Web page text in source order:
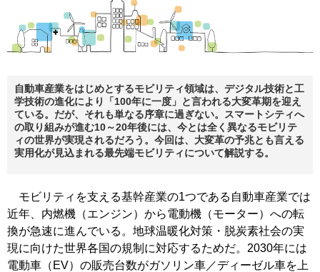
自動車産業をはじめとするモビリティ領域は、デジタル技術と工
学技術の進化により「100年に一度」と言われる大変革期を迎え
ている。だが、それも単なる序章に過ぎない。スマートシティへ
の取り組みが進む10～20年後には、今とは全く異なるモビリテ
ィの世界が実現されるだろう。今回は、大変革の予兆とも言える
実用化が見込まれる最先端モビリティについて解説する。
モビリティを支える基幹産業の1つである自動車産業では
近年、内燃機（エンジン）から電動機（モーター）への転
換が急速に進んでいる。地球温暖化対策・脱炭素社会の実
現に向けた世界各国の規制に対応するためだ。2030年には
電動車（EV）の販売台数がガソリン車／ディーゼル車を上